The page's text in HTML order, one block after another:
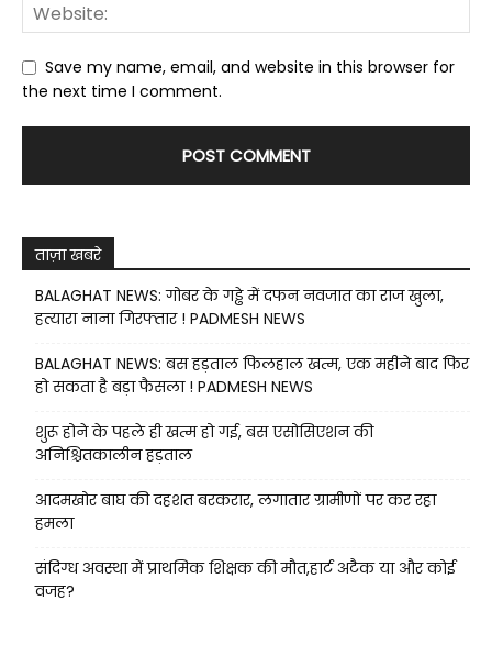
Save my name, email, and website in this browser for
the next time I comment.
ताज़ा खबरे
BALAGHAT NEWS: गोबर के गड्ढे में दफन नवजात का राज खुला,
हत्यारा नाना गिरफ्तार ! PADMESH NEWS
BALAGHAT NEWS: बस हड़ताल फिलहाल खत्म, एक महीने बाद फिर
हो सकता है बड़ा फैसला ! PADMESH NEWS
शुरू होने के पहले ही खत्म हो गई, बस एसोसिएशन की
अनिश्चितकालीन हड़ताल
आदमखोर बाघ की दहशत बरकरार, लगातार ग्रामीणों पर कर रहा
हमला
संदिग्ध अवस्था में प्राथमिक शिक्षक की मौत,हार्ट अटैक या और कोई
वजह?